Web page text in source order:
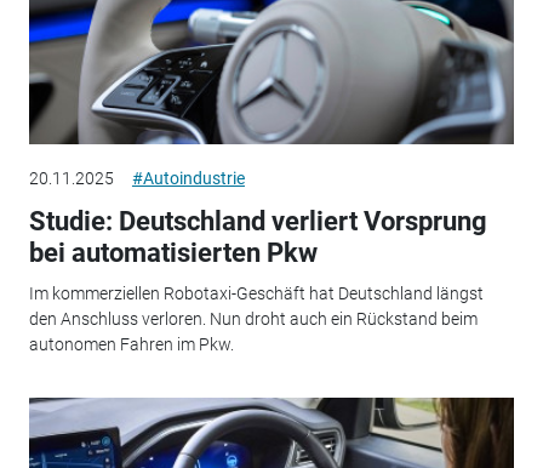
20.11.2025 #Autoindustrie
Studie: Deutschland verliert Vorsprung
bei automatisierten Pkw
Im kommerziellen Robotaxi-Geschäft hat Deutschland längst
den Anschluss verloren. Nun droht auch ein Rückstand beim
autonomen Fahren im Pkw.